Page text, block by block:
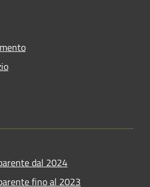
dal 2024
fino al 2023